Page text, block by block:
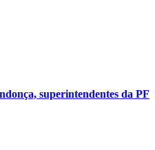
superintendentes da PF